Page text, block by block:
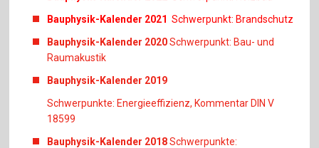
Bauphysik-Kalender 2021Schwerpunkt: Brandschutz
Bauphysik-Kalender 2020Schwerpunkt: Bau- und
Raumakustik
Bauphysik-Kalender 2019
Schwerpunkte: Energieeffizienz, Kommentar DIN V
18599
Bauphysik-Kalender 2018Schwerpunkte: